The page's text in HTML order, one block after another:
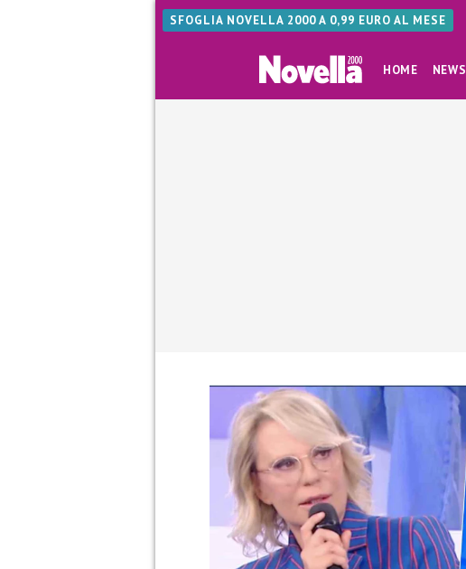
SFOGLIA NOVELLA 2000 A 0,99 EURO AL MESE
HOME NEWS